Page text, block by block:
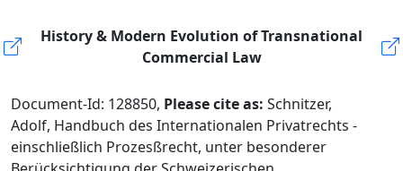
History & Modern Evolution of Transnational
Commercial Law
Document-Id: 128850, Please cite as: Schnitzer,
Adolf, Handbuch des Internationalen Privatrechts -
einschließlich Prozesßrecht, unter besonderer